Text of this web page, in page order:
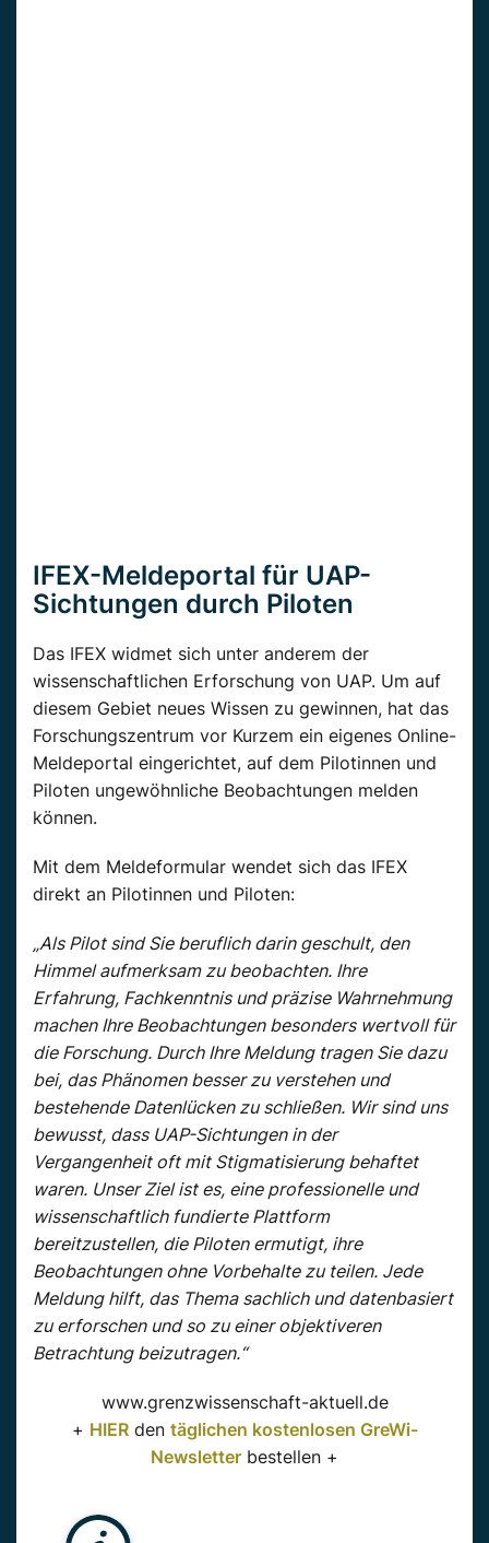
IFEX-Meldeportal für UAP-
Sichtungen durch Piloten
Das IFEX widmet sich unter anderem der
wissenschaftlichen Erforschung von UAP. Um auf
diesem Gebiet neues Wissen zu gewinnen, hat das
Forschungszentrum vor Kurzem ein eigenes Online-
Meldeportal eingerichtet, auf dem Pilotinnen und
Piloten ungewöhnliche Beobachtungen melden
können.
Mit dem Meldeformular wendet sich das IFEX
direkt an Pilotinnen und Piloten:
„Als Pilot sind Sie beruflich darin geschult, den
Himmel aufmerksam zu beobachten. Ihre
Erfahrung, Fachkenntnis und präzise Wahrnehmung
machen Ihre Beobachtungen besonders wertvoll für
die Forschung. Durch Ihre Meldung tragen Sie dazu
bei, das Phänomen besser zu verstehen und
bestehende Datenlücken zu schließen. Wir sind uns
bewusst, dass UAP-Sichtungen in der
Vergangenheit oft mit Stigmatisierung behaftet
waren. Unser Ziel ist es, eine professionelle und
wissenschaftlich fundierte Plattform
bereitzustellen, die Piloten ermutigt, ihre
Beobachtungen ohne Vorbehalte zu teilen. Jede
Meldung hilft, das Thema sachlich und datenbasiert
zu erforschen und so zu einer objektiveren
Betrachtung beizutragen.“
www.grenzwissenschaft-aktuell.de
+ HIERden täglichen kostenlosen GreWi-
Newsletter bestellen +